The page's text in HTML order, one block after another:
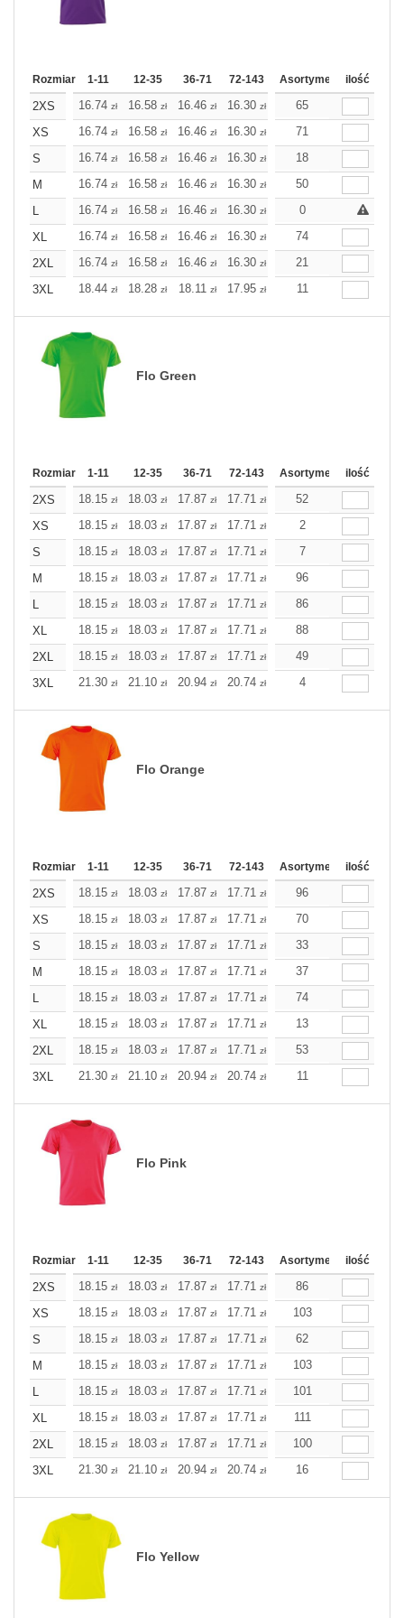
Rozmiar 1-11 12-35 36-71 72-143 144-287 288 Dodaj
Asortyment ilość
2XS 16.74 zł 16.58 zł 16.46 zł 16.30 zł 16.14
65
XS
16.74 zł 16.58 zł 16.46 zł 16.30 zł 16.14
71
S
16.74 zł 16.58 zł 16.46 zł 16.30 zł 16.14
18
M
16.74 zł 16.58 zł 16.46 zł 16.30 zł 16.14
50
L
16.74 zł 16.58 zł 16.46 zł 16.30 zł 16.14 16.14zł
0
XL
16.74 zł 16.58 zł 16.46 zł 16.30 zł 16.14
74
2XL
16.74 zł 16.58 zł 16.46 zł 16.30 zł 16.14
21
3XL
18.44 zł 18.28 zł 18.11 zł 17.95 zł 17.79
11
Flo Green
Rozmiar 1-11 12-35 36-71 72-143 144-287 288 Dodaj
Asortyment ilość
2XS 18.15 zł 18.03 zł 17.87 zł 17.71 zł 17.55
52
XS
18.15 zł 18.03 zł 17.87 zł 17.71 zł 17.55
2
S
18.15 zł 18.03 zł 17.87 zł 17.71 zł 17.55
7
M
18.15 zł 18.03 zł 17.87 zł 17.71 zł 17.55
96
L
18.15 zł 18.03 zł 17.87 zł 17.71 zł 17.55
86
XL
18.15 zł 18.03 zł 17.87 zł 17.71 zł 17.55
88
2XL
18.15 zł 18.03 zł 17.87 zł 17.71 zł 17.55
49
3XL
21.30 zł 21.10 zł 20.94 zł 20.74 zł 20.58
4
Flo Orange
Rozmiar 1-11 12-35 36-71 72-143 144-287 288 Dodaj
Asortyment ilość
2XS 18.15 zł 18.03 zł 17.87 zł 17.71 zł 17.55
96
XS
18.15 zł 18.03 zł 17.87 zł 17.71 zł 17.55
70
S
18.15 zł 18.03 zł 17.87 zł 17.71 zł 17.55
33
M
18.15 zł 18.03 zł 17.87 zł 17.71 zł 17.55
37
L
18.15 zł 18.03 zł 17.87 zł 17.71 zł 17.55
74
XL
18.15 zł 18.03 zł 17.87 zł 17.71 zł 17.55
13
2XL
18.15 zł 18.03 zł 17.87 zł 17.71 zł 17.55
53
3XL
21.30 zł 21.10 zł 20.94 zł 20.74 zł 20.58
11
Flo Pink
Rozmiar 1-11 12-35 36-71 72-143 144-287 288 Dodaj
Asortyment ilość
2XS 18.15 zł 18.03 zł 17.87 zł 17.71 zł 17.55
86
XS
18.15 zł 18.03 zł 17.87 zł 17.71 zł 17.55zł
103
S
18.15 zł 18.03 zł 17.87 zł 17.71 zł 17.55
62
M
18.15 zł 18.03 zł 17.87 zł 17.71 zł 17.55zł
103
L
18.15 zł 18.03 zł 17.87 zł 17.71 zł 17.55
101
XL
18.15 zł 18.03 zł 17.87 zł 17.71 zł 17.55
111
2XL
18.15 zł 18.03 zł 17.87 zł 17.71 zł 17.55zł
100
3XL
21.30 zł 21.10 zł 20.94 zł 20.74 zł 20.58
16
Flo Yellow